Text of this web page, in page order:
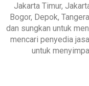
Jakarta Timur,
Bogor, Depok,
dan sungkan untuk
mencari penyedia
untuk